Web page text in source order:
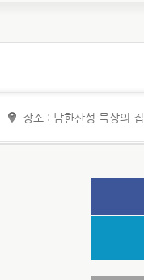
장소 : 남한산성 묵상의 집